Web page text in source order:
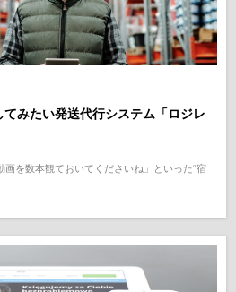
みたい発送代行システム「ロジレ
画を数本観ておいてくださいね」といった“宿